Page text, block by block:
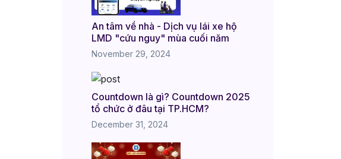
An tâm về nhà - Dịch vụ lái xe hộ
LMD "cứu nguy" mùa cuối năm
November 29, 2024
Countdown là gì? Countdown 2025
tổ chức ở đâu tại TP.HCM?
December 31, 2024